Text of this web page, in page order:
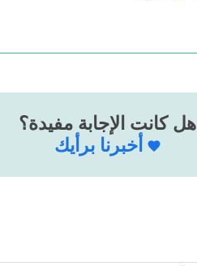
هل كانت الإجابة مفيدة؟
أخبرنا برأيك